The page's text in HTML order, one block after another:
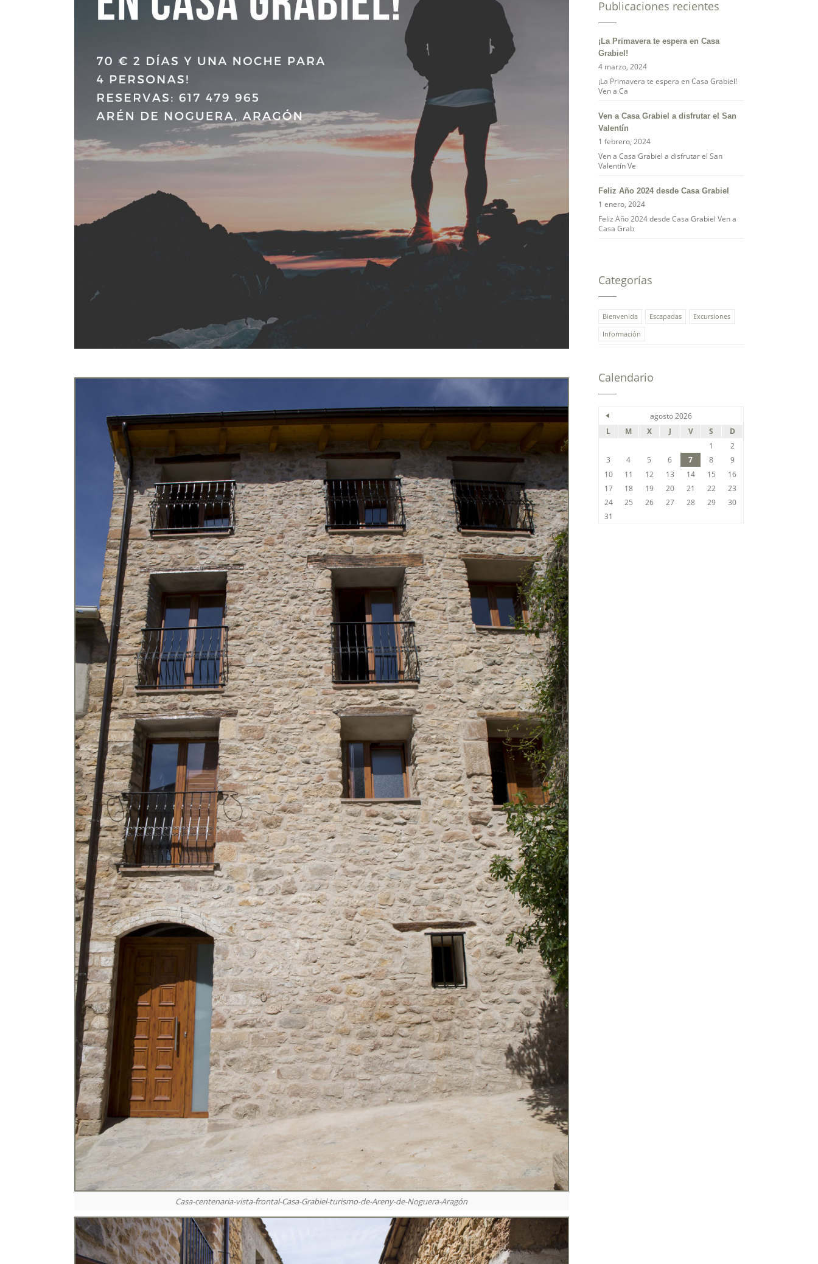
Casa-centenaria-vista-frontal-Casa-Grabiel-turismo-de-Areny-de-Noguera-Aragón
Publicaciones recientes
¡La Primavera te espera en Casa
Grabiel!
4 marzo, 2024
¡La Primavera te espera en Casa Grabiel!
Ven a Ca
Ven a Casa Grabiel a disfrutar el San
Valentín
1 febrero, 2024
Ven a Casa Grabiel a disfrutar el San
Valentín Ve
Feliz Año 2024 desde Casa Grabiel
1 enero, 2024
Feliz Año 2024 desde Casa Grabiel Ven a
Casa Grab
Categorías
Bienvenida Escapadas
Excursiones
Información
Calendario
agosto 2026
L M X J V S D
1
2
3
4 5 6 7 8
9
10
11 12 13 14 15
16
17
18 19 20 21 22
23
24
25 26 27 28 29
30
31